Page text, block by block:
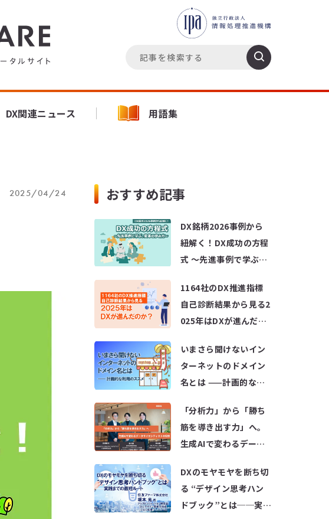
DX関連ニュース 用語集
2025/04/24 おすすめ記事
DX銘柄2026事例から
紐解く！DX成功の方程
式 ～先進事例で学ぶ、
1164社のDX推進指標
自己診断結果から見る2
025年はDXが進んだの
いまさら聞けないイン
ターネットのドメイン
名とは ——計画的な利
「分析力」から「勝ち
筋を導き出す力」へ。
生成AIで変わるデータ
割
DXのモヤモヤを断ち切
る “デザイン思考ハン
ドブック”とは──実践